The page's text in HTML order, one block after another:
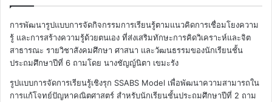
การพัฒนารูปแบบการจัดกิจกรรมการเรียนรู้ตามแนวคิดการเชื่อมโยงความ
รู้ และการสร้างความรู้ด้วยตนเอง ที่ส่งเสริมทักษะการคิดวิเคราะห์และจิต
สาธารณะ รายวิชาสังคมศึกษา ศาสนา และวัฒนธรรมของนักเรียนชั้น
ประถมศึกษาปีที่ 6 ถามโดย นางชัญญ์นิตา เขมะรัง
รูปแบบการจัดการเรียนรู้เชิงรุก SSABS Model เพื่อพัฒนาความสามารถใน
การแก้โจทย์ปัญหาคณิตศาสตร์ สำหรับนักเรียนชั้นประถมศึกษาปีที่ 2 ถาม